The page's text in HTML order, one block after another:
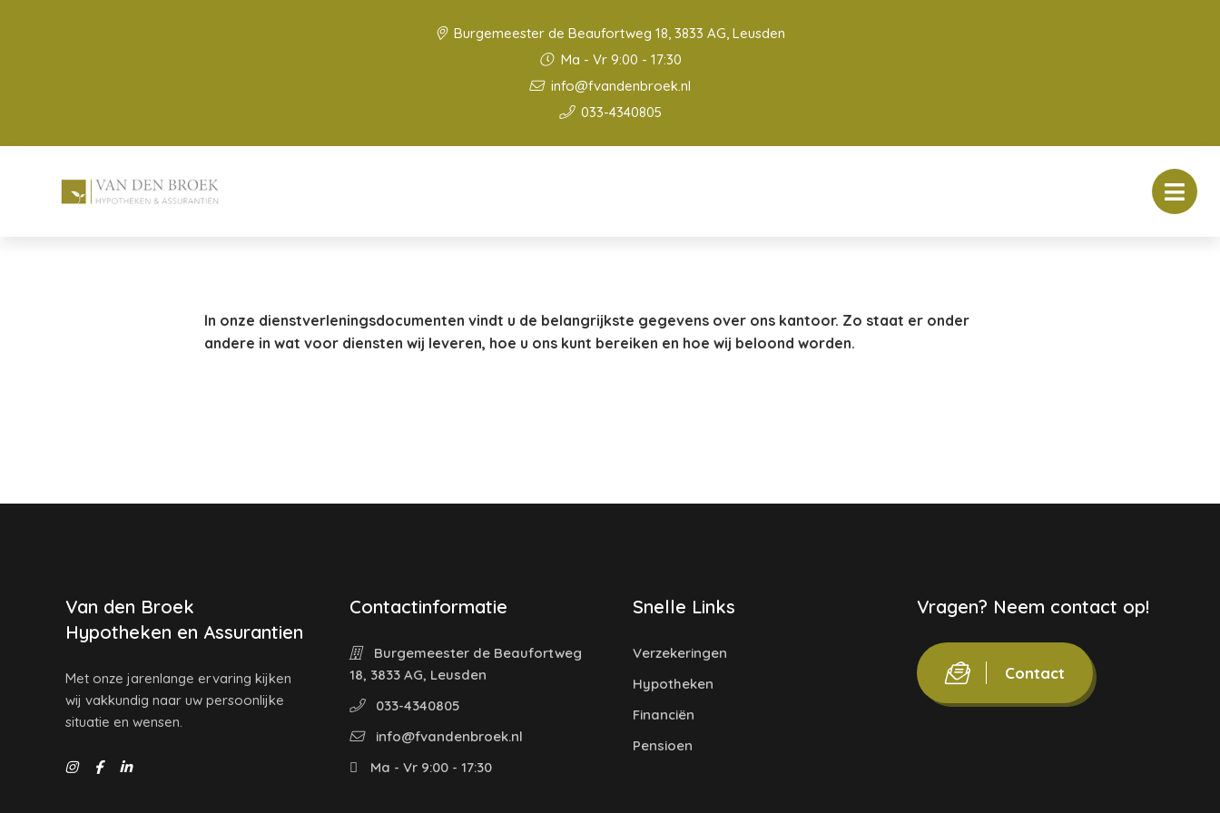
Burgemeester de Beaufortweg 18, 3833 AG, Leusden
Ma - Vr 9:00 - 17:30
info@fvandenbroek.nl
033-4340805
In onze dienstverleningsdocumenten vindt u de belangrijkste gegevens over ons kantoor. Zo staat er onder
andere in wat voor diensten wij leveren, hoe u ons kunt bereiken en hoe wij beloond worden.
Van den Broek
Hypotheken en Assurantien
Met onze jarenlange ervaring kijken
wij vakkundig naar uw persoonlijke
situatie en wensen.
Contactinformatie
Burgemeester de Beaufortweg
18, 3833 AG, Leusden
033-4340805
info@fvandenbroek.nl
Ma - Vr 9:00 - 17:30
Snelle Links
Verzekeringen
Hypotheken
Financiën
Pensioen
Vragen? Neem contact op!
Contact